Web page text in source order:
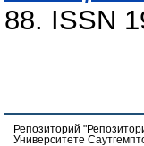
88. ISSN
Репозиторий
Университете